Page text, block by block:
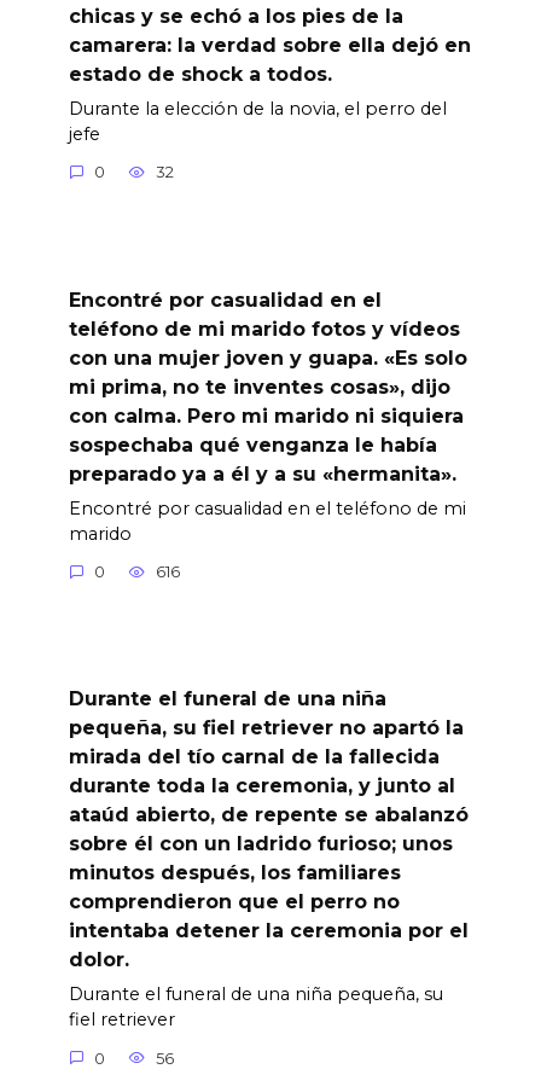
chicas y se echó a los pies de la
camarera: la verdad sobre ella dejó en
estado de shock a todos.
Durante la elección de la novia, el perro del
jefe
0 32
Encontré por casualidad en el
teléfono de mi marido fotos y vídeos
con una mujer joven y guapa. «Es solo
mi prima, no te inventes cosas», dijo
con calma. Pero mi marido ni siquiera
sospechaba qué venganza le había
preparado ya a él y a su «hermanita».
Encontré por casualidad en el teléfono de mi
marido
0 616
Durante el funeral de una niña
pequeña, su fiel retriever no apartó la
mirada del tío carnal de la fallecida
durante toda la ceremonia, y junto al
ataúd abierto, de repente se abalanzó
sobre él con un ladrido furioso; unos
minutos después, los familiares
comprendieron que el perro no
intentaba detener la ceremonia por el
dolor.
Durante el funeral de una niña pequeña, su
fiel retriever
0 56